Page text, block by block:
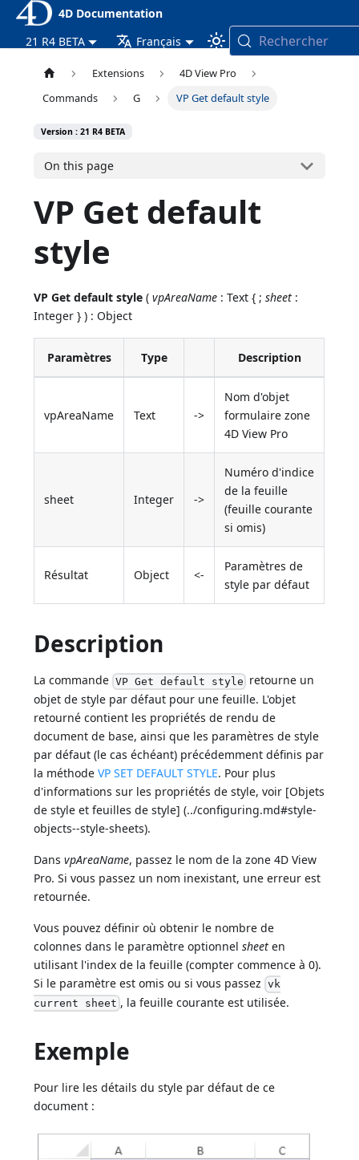
4D Documentation
21 R4 BETA
Français Rechercher
Extensions
4D View Pro
Commands
G VP Get default style
Version : 21 R4 BETA
On this page
VP Get default
style
VP Get default style (vpAreaName : Text { ;sheet :
Integer } ) : Object
Paramètres Type Description
vpAreaName Text ->
Nom d'objet
formulaire zone
4D View Pro
sheet Integer ->
Numéro d'indice
de la feuille
(feuille courante
si omis)
Résultat Object <-
Paramètres de
style par défaut
Description
La commande VP Get default style retourne un
objet de style par défaut pour une feuille. L'objet
retourné contient les propriétés de rendu de
document de base, ainsi que les paramètres de style
par défaut (le cas échéant) précédemment définis par
la méthodeVP SET DEFAULT STYLE. Pour plus
d'informations sur les propriétés de style, voir [Objets
de style et feuilles de style] (../configuring.md#style-
objects--style-sheets).
DansvpAreaName, passez le nom de la zone 4D View
Pro. Si vous passez un nom inexistant, une erreur est
retournée.
Vous pouvez définir où obtenir le nombre de
colonnes dans le paramètre optionnelsheet en
utilisant l'index de la feuille (compter commence à 0).
Si le paramètre est omis ou si vous passez vk
current sheet , la feuille courante est utilisée.
Exemple
Pour lire les détails du style par défaut de ce
document :